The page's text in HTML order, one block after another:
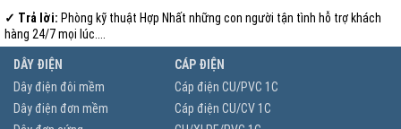
✓ Trả lời: Phòng kỹ thuật Hợp Nhất những con người tận tình hỗ trợ khách
hàng 24/7 mọi lúc....
DÂY ĐIỆN
Dây điện đôi mềm
Dây điện đơn mềm
CÁP ĐIỆN
Cáp điện CU/PVC 1C
Cáp điện CU/CV 1C